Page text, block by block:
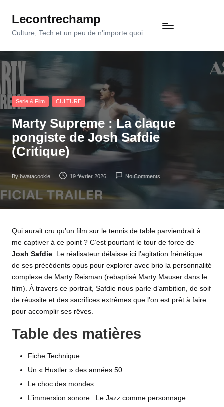
SkipLecontrechamp
Culture, Tech et un peu de n'importe quoi
Posted
in
Serie & Film CULTURE
Marty Supreme : La claque
pongiste de Josh Safdie
(Critique)
Posted
by
By bwatacookie 19 février 2026 No Comments
Qui aurait cru qu’un film sur le tennis de table parviendrait à
me captiver à ce point ? C’est pourtant le tour de force de
Josh Safdie . Le réalisateur délaisse ici l’agitation frénétique
de ses précédents opus pour explorer avec brio la personnalité
complexe de Marty Reisman (rebaptisé Marty Mauser dans le
film). À travers ce portrait, Safdie nous parle d’ambition, de soif
de réussite et des sacrifices extrêmes que l’on est prêt à faire
pour accomplir ses rêves.
Table des matières
Fiche Technique
Un « Hustler » des années 50
Le choc des mondes
L’immersion sonore : Le Jazz comme personnage